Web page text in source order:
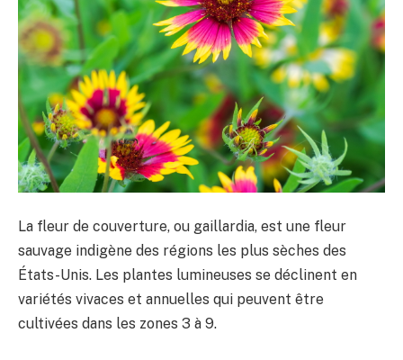
La fleur de couverture, ou gaillardia, est une fleur
sauvage indigène des régions les plus sèches des
États-Unis. Les plantes lumineuses se déclinent en
variétés vivaces et annuelles qui peuvent être
cultivées dans les zones 3 à 9.